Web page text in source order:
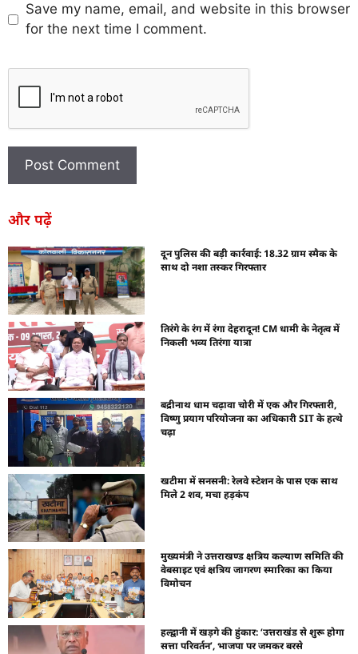
Save my name, email, and website in this browser
for the next time I comment.
और पढ़ें
दून पुलिस की बड़ी कार्रवाई: 18.32 ग्राम स्मैक के
साथ दो नशा तस्कर गिरफ्तार
तिरंगे के रंग में रंगा देहरादून! CM धामी के नेतृत्व में
निकली भव्य तिरंगा यात्रा
बद्रीनाथ धाम चढ़ावा चोरी में एक और गिरफ्तारी,
विष्णु प्रयाग परियोजना का अधिकारी SIT के हत्थे
चढ़ा
खटीमा में सनसनी: रेलवे स्टेशन के पास एक साथ
मिले 2 शव, मचा हड़कंप
मुख्यमंत्री ने उत्तराखण्ड क्षत्रिय कल्याण समिति की
वेबसाइट एवं क्षत्रिय जागरण स्मारिका का किया
विमोचन
हल्द्वानी में खड़गे की हुंकार: ‘उत्तराखंड से शुरू होगा
सत्ता परिवर्तन’, भाजपा पर जमकर बरसे